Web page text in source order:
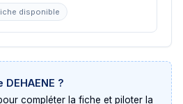
disponible
DEHAENE ?
compléter la fiche et piloter la